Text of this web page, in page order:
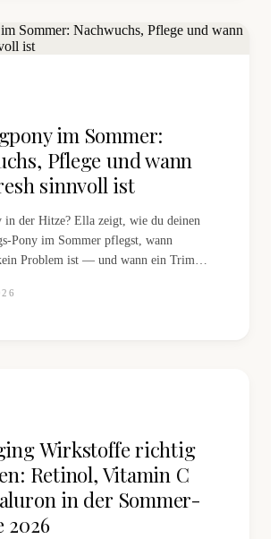
im Sommer:
Pflege und wann
sinnvoll ist
in der Hitze? Ella zeigt, wie du deinen
Pony im Sommer pflegst, wann
Problem ist — und wann ein Trim
Wirkstoffe richtig
Retinol, Vitamin C
in der Sommer-
2026